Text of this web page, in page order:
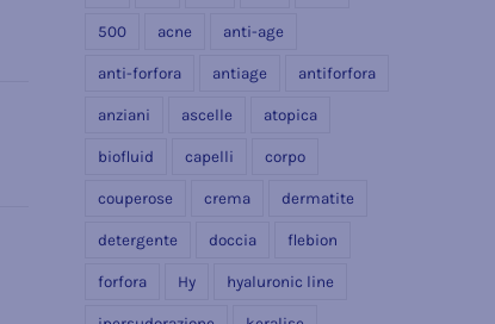
500 acne anti-age
anti-forfora antiage antiforfora
anziani ascelle atopica
biofluid capelli corpo
couperose crema dermatite
detergente doccia flebion
forfora Hy hyaluronic line